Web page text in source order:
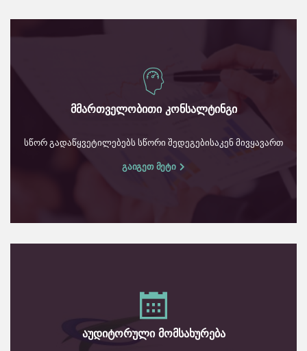
მმართველობითი კონსალტინგი
სწორ გადაწყვეტილებებს სწორი შედეგებისაკენ მივყავართ
გაიგეთ მეტი
აუდიტორული მომსახურება